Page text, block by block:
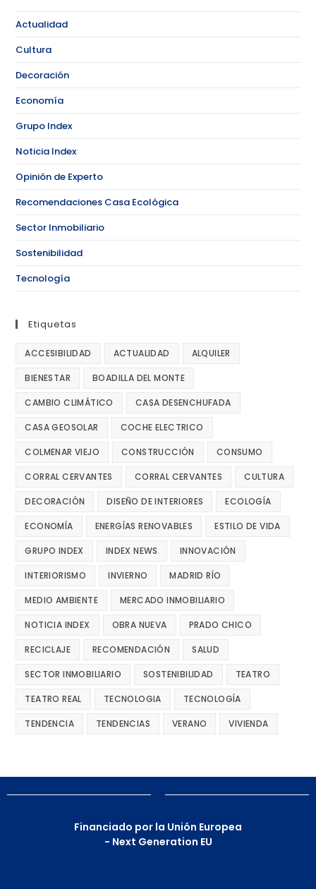
Actualidad
Cultura
Decoración
Economía
Grupo Index
Noticia Index
Opinión de Experto
Recomendaciones Casa Ecológica
Sector Inmobiliario
Sostenibilidad
Tecnología
Etiquetas
ACCESIBILIDAD ACTUALIDAD ALQUILER
BIENESTAR BOADILLA DEL MONTE
CAMBIO CLIMÁTICO CASA DESENCHUFADA
CASA GEOSOLAR COCHE ELECTRICO
COLMENAR VIEJO CONSTRUCCIÓN CONSUMO
CORRAL CERVANTES CORRAL CERVANTES CULTURA
DECORACIÓN DISEÑO DE INTERIORES ECOLOGÍA
ECONOMÍA ENERGÍAS RENOVABLES ESTILO DE VIDA
GRUPO INDEX INDEX NEWS INNOVACIÓN
INTERIORISMO INVIERNO MADRID RÍO
MEDIO AMBIENTE MERCADO INMOBILIARIO
NOTICIA INDEX OBRA NUEVA PRADO CHICO
RECICLAJE RECOMENDACIÓN SALUD
SECTOR INMOBILIARIO SOSTENIBILIDAD TEATRO
TEATRO REAL TECNOLOGIA TECNOLOGÍA
TENDENCIA TENDENCIAS VERANO VIVIENDA
Financiado por la Unión Europea
- Next Generation EU